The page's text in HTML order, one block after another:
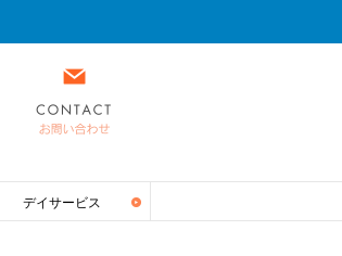
デイサービス